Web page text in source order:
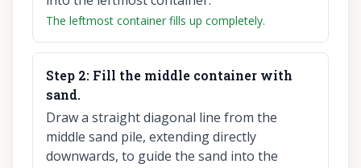
The leftmost container fills up completely.
Step 2: Fill the middle container with
sand.
Draw a straight diagonal line from the
middle sand pile, extending directly
downwards, to guide the sand into the